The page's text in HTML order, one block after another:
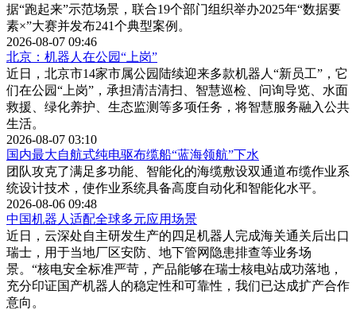
据“跑起来”示范场景，联合19个部门组织举办2025年“数据要
素×”大赛并发布241个典型案例。
2026-08-07 09:46
北京：机器人在公园“上岗”
近日，北京市14家市属公园陆续迎来多款机器人“新员工”，它
们在公园“上岗”，承担清洁清扫、智慧巡检、问询导览、水面
救援、绿化养护、生态监测等多项任务，将智慧服务融入公共
生活。
2026-08-07 03:10
国内最大自航式纯电驱布缆船“蓝海领航”下水
团队攻克了满足多功能、智能化的海缆敷设双通道布缆作业系
统设计技术，使作业系统具备高度自动化和智能化水平。
2026-08-06 09:48
中国机器人适配全球多元应用场景
近日，云深处自主研发生产的四足机器人完成海关通关后出口
瑞士，用于当地厂区安防、地下管网隐患排查等业务场
景。“核电安全标准严苛，产品能够在瑞士核电站成功落地，
充分印证国产机器人的稳定性和可靠性，我们已达成扩产合作
意向。